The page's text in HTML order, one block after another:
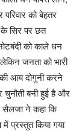
को बेहतर
सिर पर छत
को काले धन
जनता को भारी
की आय दोगुनी करने
चुनौती बनी हुई है और
सैलजा ने कहा कि
प्रस्तुत किया गया